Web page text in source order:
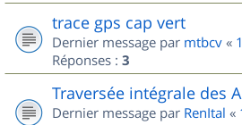
trace gps cap vert
Dernier message par mtbcv «
Réponses : 3
Traversée intégrale des
Dernier message par RenItal «